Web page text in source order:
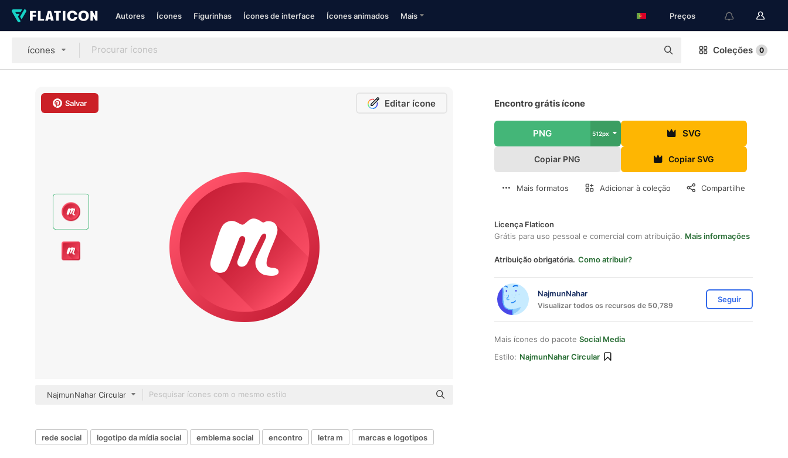
Autores Ícones Figurinhas Ícones de interface Ícones animados Mais Preços
ícones Coleções 0
Salvar Editar ícone
NajmunNahar Circular
Encontro grátis ícone
PNG 512px SVG
Copiar PNG Copiar SVG
Mais formatos Adicionar à coleção Compartilhe
Licença Flaticon
Grátis para uso pessoal e comercial com atribuição. Mais informações
Atribuição obrigatória. Como atribuir?
NajmunNahar
Visualizar todos os recursos de 50,789
Seguir
Mais ícones do pacote Social Media
Estilo: NajmunNahar Circular
rede social logotipo da mídia social emblema social encontro letra m marcas e logotipos